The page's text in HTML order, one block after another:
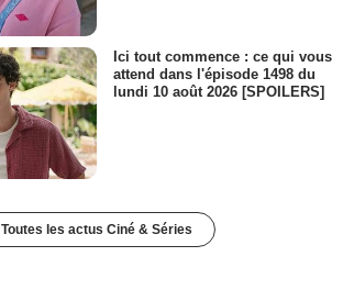
Ici tout commence : ce qui vous
attend dans l'épisode 1498 du
lundi 10 août 2026 [SPOILERS]
Toutes les actus Ciné & Séries